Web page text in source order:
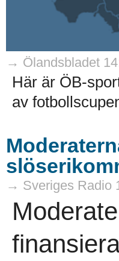
→ Ölandsbladet
Här är ÖB-
av
→ Sveriges Radio